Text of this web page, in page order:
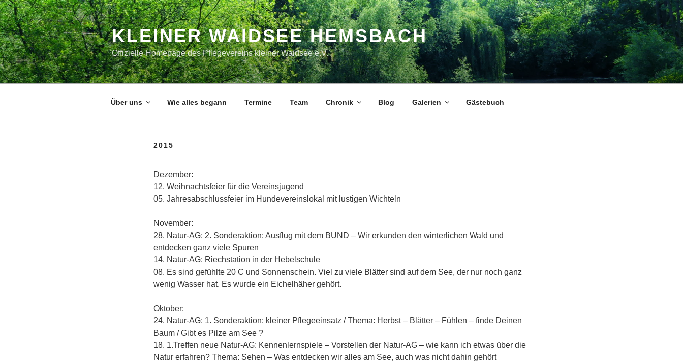
Zum
Inhalt
springen
KLEINER WAIDSEE HEMSBACH
Offizielle Homepage des Pflegevereins kleiner Waidsee e.V.
Über uns Wie alles begann Termine Team Chronik Blog Galerien Gästebuch
2015
Dezember:
12. Weihnachtsfeier für die Vereinsjugend
05. Jahresabschlussfeier im Hundevereinslokal mit lustigen Wichteln
November:
28. Natur-AG: 2. Sonderaktion: Ausflug mit dem BUND – Wir erkunden den winterlichen Wald und
entdecken ganz viele Spuren
14. Natur-AG: Riechstation in der Hebelschule
08. Es sind gefühlte 20 C und Sonnenschein. Viel zu viele Blätter sind auf dem See, der nur noch ganz
wenig Wasser hat. Es wurde ein Eichelhäher gehört.
Oktober:
24. Natur-AG: 1. Sonderaktion: kleiner Pflegeeinsatz / Thema: Herbst – Blätter – Fühlen – finde Deinen
Baum / Gibt es Pilze am See ?
18. 1.Treffen neue Natur-AG: Kennenlernspiele – Vorstellen der Natur-AG – wie kann ich etwas über die
Natur erfahren? Thema: Sehen – Was entdecken wir alles am See, auch was nicht dahin gehört